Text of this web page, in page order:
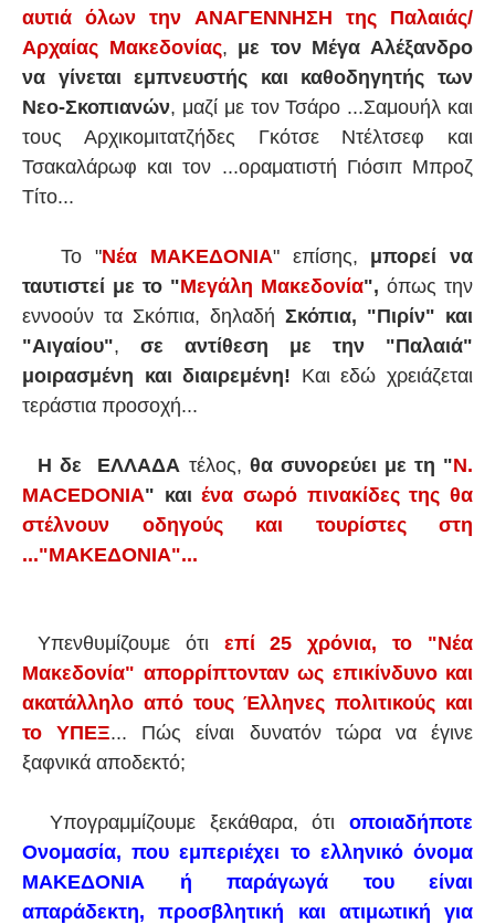
αυτιά όλων την ΑΝΑΓΕΝΝΗΣΗ της Παλαιάς/
Αρχαίας Μακεδονίας, με τον Μέγα Αλέξανδρο
να γίνεται εμπνευστής και καθοδηγητής των
Νεο-Σκοπιανών, μαζί με τον Τσάρο ...Σαμουήλ και
τους Αρχικομιτατζήδες Γκότσε Ντέλτσεφ και
Τσακαλάρωφ και τον ...οραματιστή Γιόσιπ Μπροζ
Τίτο...
Το "Νέα ΜAKEΔONIA" επίσης, μπορεί να
ταυτιστεί με το "Μεγάλη Μακεδονία", όπως την
εννοούν τα Σκόπια, δηλαδή Σκόπια, "Πιρίν" και
"Αιγαίου", σε αντίθεση με την "Παλαιά"
μοιρασμένη και διαιρεμένη! Και εδώ χρειάζεται
τεράστια προσοχή...
Η δε ΕΛΛΑΔΑ τέλος, θα συνορεύει με τη "N.
MACEDONIA" καιένα σωρό πινακίδες της θα
στέλνουν οδηγούς και τουρίστες στη
..."ΜΑΚΕΔΟΝΙΑ"...
Υπενθυμίζουμε ότι επί 25 χρόνια, το "Νέα
Μακεδονία" απορρίπτονταν ως επικίνδυνο και
ακατάλληλο από τους Έλληνες πολιτικούς και
το ΥΠΕΞ... Πώς είναι δυνατόν τώρα να έγινε
ξαφνικά αποδεκτό;
Υπογραμμίζουμε ξεκάθαρα, ότι οποιαδήποτε
Ονομασία, που εμπεριέχει το ελληνικό όνομα
ΜΑΚΕΔΟΝΙΑ ή παράγωγά του είναι
απαράδεκτη, προσβλητική και ατιμωτική για